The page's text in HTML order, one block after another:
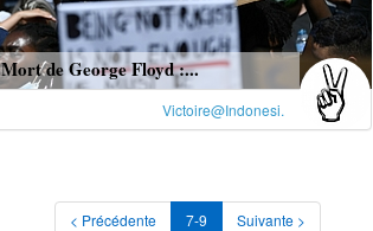
Mort de George Floyd :...
Victoire@Indonesi.
< Précédente 7-9 Suivante >